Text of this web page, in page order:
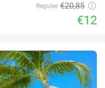
Regulier €20,85
€12